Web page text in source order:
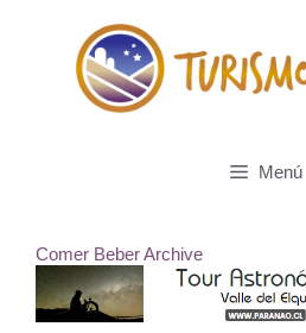
contenido
Menú
Comer Beber Archive